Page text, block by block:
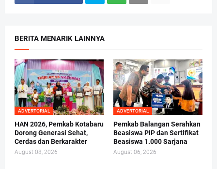
BERITA MENARIK LAINNYA
ADVERTORIAL
HAN 2026, Pemkab Kotabaru
Dorong Generasi Sehat,
Cerdas dan Berkarakter
August 08, 2026
ADVERTORIAL
Pemkab Balangan Serahkan
Beasiswa PIP dan Sertifikat
Beasiswa 1.000 Sarjana
August 06, 2026